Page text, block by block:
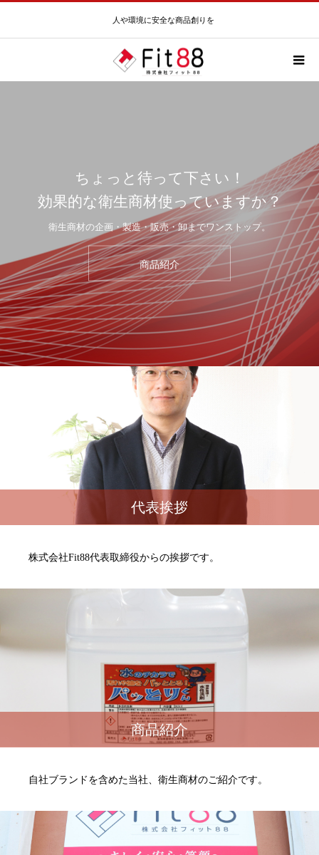
人や環境に安全な商品創りを
ちょっと待って下さい！
効果的な衛生商材使っていますか？
衛生商材の企画・製造・販売・卸までワンストップ。
商品紹介
代表挨拶
株式会社Fit88代表取締役からの挨拶です。
商品紹介
自社ブランドを含めた当社、衛生商材のご紹介です。